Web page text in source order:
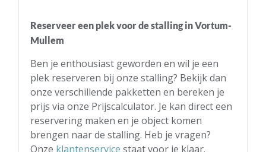
Reserveer een plek voor de stalling in Vortum-
Mullem
Ben je enthousiast geworden en wil je een
plek reserveren bij onze stalling? Bekijk dan
onze verschillende pakketten en bereken je
prijs via onze Prijscalculator. Je kan direct een
reservering maken en je object komen
brengen naar de stalling. Heb je vragen?
Onze klantenservice staat voor je klaar.